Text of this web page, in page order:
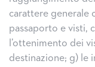
carattere generale
passaporto e visti,
l’ottenimento dei
destinazione; g) le